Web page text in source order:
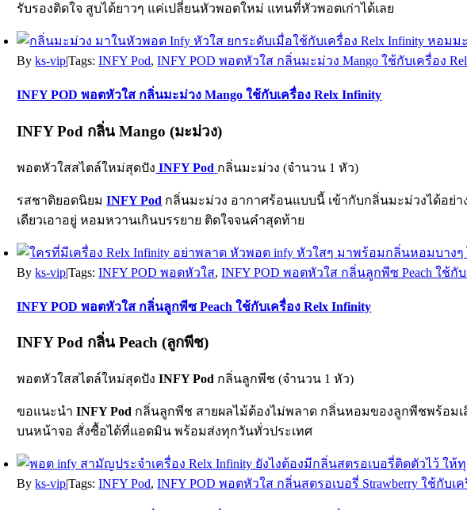
รับรองติดใจ สูบได้ยาวๆ แค่เปลี่ยนหัวพอตใหม่ แทนที่หัวพอตเก่าได้เลย
Byks-vip|Tags:INFY Pod,INFY POD พอตหัวใส กลิ่นมะม่วง Mango ใช้กับเครื่อง
INFY POD พอตหัวใส กลิ่นมะม่วง Mango ใช้กับเครื่อง Relx Infinity
INFY Pod กลิ่น Mango (มะม่วง)
พอตหัวใสสไตล์ใหม่สุดปัง INFY Pod กลิ่นมะม่วง (จำนวน 1 หัว)
รสชาติยอดนิยมINFY Pod กลิ่นมะม่วง อากาศร้อนแบบนี้ เข้ากับกลิ่นมะม่วงได้อย่
เดียวเอาอยู่ หอมหวานเกินบรรยาย ติดใจจนคำสุดท้าย
Byks-vip|Tags:INFY POD พอตหัวใส,INFY POD พอตหัวใส กลิ่นลูกพีซ Peach ใช้กับ
INFY POD พอตหัวใส กลิ่นลูกพีซ Peach ใช้กับเครื่อง Relx Infinity
INFY Pod กลิ่น Peach (ลูกพีช)
พอตหัวใสสไตล์ใหม่สุดปังINFY Pod กลิ่นลูกพีช (จำนวน 1 หัว)
ขอแนะนำ INFY Pod กลิ่นลูกพีช สายผลไม้ต้องไม่พลาด กลิ่นหอมของลูกพีชพร้อม
บนหน้าจอ สั่งซื้อได้ที่แอดมิน พร้อมส่งทุกวันทั่วประเทศ
Byks-vip|Tags:INFY Pod,INFY POD พอตหัวใส กลิ่นสตรอเบอรี่ Strawberry ใช้กับเค